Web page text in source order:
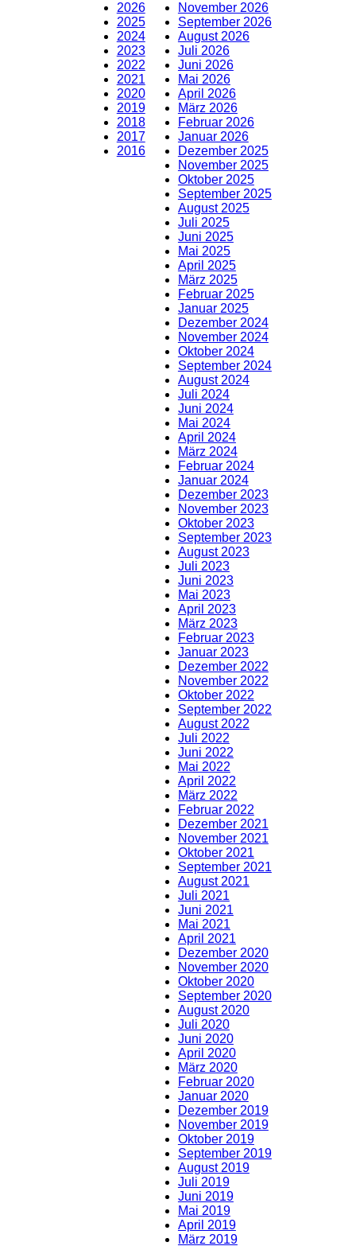
2026
2025
2024
2023
2022
2021
2020
2019
2018
2017
2016
November 2026
September 2026
August 2026
Juli 2026
Juni 2026
Mai 2026
April 2026
März 2026
Februar 2026
Januar 2026
Dezember 2025
November 2025
Oktober 2025
September 2025
August 2025
Juli 2025
Juni 2025
Mai 2025
April 2025
März 2025
Februar 2025
Januar 2025
Dezember 2024
November 2024
Oktober 2024
September 2024
August 2024
Juli 2024
Juni 2024
Mai 2024
April 2024
März 2024
Februar 2024
Januar 2024
Dezember 2023
November 2023
Oktober 2023
September 2023
August 2023
Juli 2023
Juni 2023
Mai 2023
April 2023
März 2023
Februar 2023
Januar 2023
Dezember 2022
November 2022
Oktober 2022
September 2022
August 2022
Juli 2022
Juni 2022
Mai 2022
April 2022
März 2022
Februar 2022
Dezember 2021
November 2021
Oktober 2021
September 2021
August 2021
Juli 2021
Juni 2021
Mai 2021
April 2021
Dezember 2020
November 2020
Oktober 2020
September 2020
August 2020
Juli 2020
Juni 2020
April 2020
März 2020
Februar 2020
Januar 2020
Dezember 2019
November 2019
Oktober 2019
September 2019
August 2019
Juli 2019
Juni 2019
Mai 2019
April 2019
März 2019